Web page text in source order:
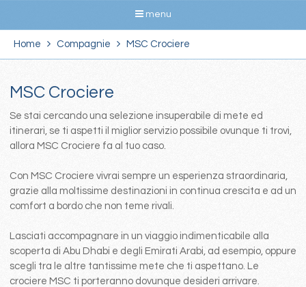
menu
Home Compagnie MSC Crociere
MSC Crociere
Se stai cercando una selezione insuperabile di mete ed
itinerari, se ti aspetti il miglior servizio possibile ovunque ti trovi,
allora MSC Crociere fa al tuo caso.
Con MSC Crociere vivrai sempre un esperienza straordinaria,
grazie alla moltissime destinazioni in continua crescita e ad un
comfort a bordo che non teme rivali.
Lasciati accompagnare in un viaggio indimenticabile alla
scoperta di Abu Dhabi e degli Emirati Arabi, ad esempio, oppure
scegli tra le altre tantissime mete che ti aspettano. Le
crociere MSC ti porteranno dovunque desideri arrivare.